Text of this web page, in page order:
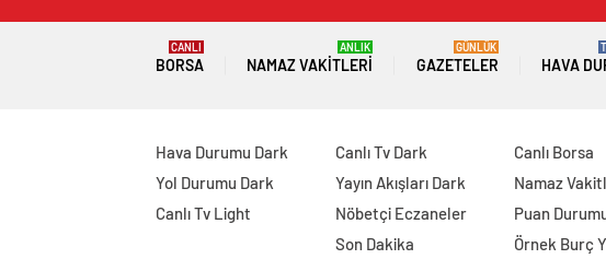
BORSA
CANLI
NAMAZ VAKITLERI
ANLIK
GAZETELER
GÜNLÜK
HAVA
Hava Durumu Dark
Yol Durumu Dark
Canlı Tv Light
Canlı Tv Dark
Yayın Akışları Dark
Nöbetçi Eczaneler
Son Dakika
Canlı Borsa
Namaz
Puan
Örnek Burç